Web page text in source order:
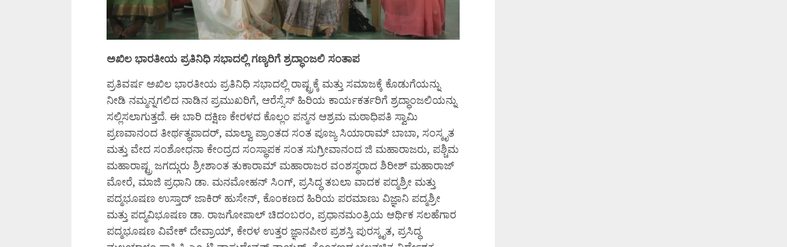
ಅಖಿಲ ಭಾರತೀಯ ಪ್ರತಿನಿಧಿ ಸಭಾದಲ್ಲಿ ಗಣ್ಯರಿಗೆ ಶ್ರದ್ಧಾಂಜಲಿ ಸಂತಾಪ
ಪ್ರತಿವರ್ಷ ಅಖಿಲ ಭಾರತೀಯ ಪ್ರತಿನಿಧಿ ಸಭಾದಲ್ಲಿ ರಾಷ್ಟ್ರಕ್ಕೆ ಮತ್ತು ಸಮಾಜಕ್ಕೆ ಕೊಡುಗೆಯನ್ನು
ನೀಡಿ ನಮ್ಮನ್ನಗಲಿದ ನಾಡಿನ ಪ್ರಮುಖರಿಗೆ, ಆರೆಸ್ಸೆಸ್ ಹಿರಿಯ ಕಾರ್ಯಕರ್ತರಿಗೆ ಶ್ರದ್ಧಾಂಜಲಿಯನ್ನು
ಸಲ್ಲಿಸಲಾಗುತ್ತದೆ. ಈ ಬಾರಿ ದಕ್ಷಿಣ ಕೇರಳದ ಕೊಲ್ಲಂ ಪನ್ಮನ ಆಶ್ರಮ ಮಠಾಧಿಪತಿ ಸ್ವಾಮಿ
ಪ್ರಣವಾನಂದ ತೀರ್ಥತ್ಥಪಾದರ್, ಮಾಲ್ವಾ ಪ್ರಾಂತದ ಸಂತ ಪೂಜ್ಯ ಸಿಯಾರಾಮ್ ಬಾಬಾ, ಸಂಸ್ಕೃತ
ಮತ್ತು ವೇದ ಸಂಶೋಧನಾ ಕೇಂದ್ರದ ಸಂಸ್ಥಾಪಕ ಸಂತ ಸುಗ್ರೀವಾನಂದ ಜಿ ಮಹಾರಾಜರು, ಪಶ್ಚಿಮ
ಮಹಾರಾಷ್ಟ್ರ ಜಗದ್ಗುರು ಶ್ರೀಶಾಂತ ತುಕಾರಾಮ್ ಮಹಾರಾಜರ ವಂಶಸ್ಥರಾದ ಶಿರೀಶ್ ಮಹಾರಾಜ್
ಮೋರೆ, ಮಾಜಿ ಪ್ರಧಾನಿ ಡಾ. ಮನಮೋಹನ್ ಸಿಂಗ್, ಪ್ರಸಿದ್ಧ ತಬಲಾ ವಾದಕ ಪದ್ಮಶ್ರೀ ಮತ್ತು
ಪದ್ಮಭೂಷಣ ಉಸ್ತಾದ್ ಜಾಕಿರ್ ಹುಸೇನ್, ಕೊಂಕಣದ ಹಿರಿಯ ಪರಮಾಣು ವಿಜ್ಞಾನಿ ಪದ್ಮಶ್ರೀ
ಮತ್ತು ಪದ್ಮವಿಭೂಷಣ ಡಾ. ರಾಜಗೋಪಾಲ್ ಚಿದಂಬರಂ, ಪ್ರಧಾನಮಂತ್ರಿಯ ಆರ್ಥಿಕ ಸಲಹೆಗಾರ
ಪದ್ಮಭೂಷಣ ವಿವೇಕ್ ದೇವ್ರಾಯ್, ಕೇರಳ ಉತ್ತರ ಜ್ಞಾನಪೀಠ ಪ್ರಶಸ್ತಿ ಪುರಸ್ಕೃತ, ಪ್ರಸಿದ್ಧ